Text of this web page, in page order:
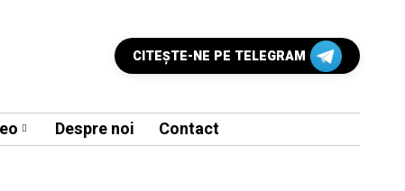
CITEŞTE-NE PE TELEGRAM
Despre noi Contact